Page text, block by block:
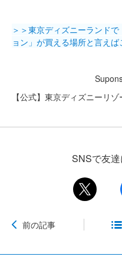
＞＞東京ディズニーランド
ョン」が買える場所と言え
【公式】東京ディズニーリ
SNSで友
前の記事